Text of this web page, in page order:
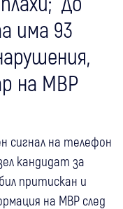
има 93
на МВР
сигнал на телефон
кандидат за
притискан и
на МВР след